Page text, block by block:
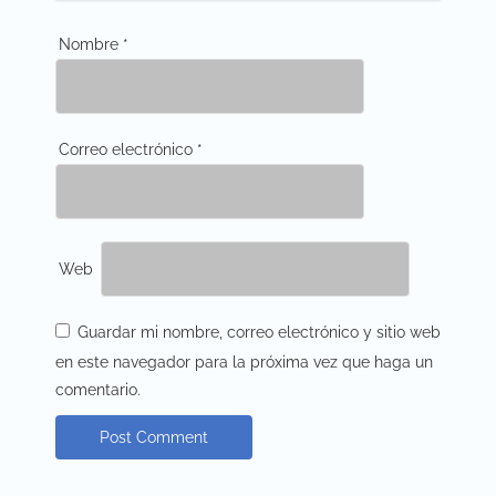
Nombre *
Correo electrónico *
Web
Guardar mi nombre, correo electrónico y sitio web
en este navegador para la próxima vez que haga un
comentario.